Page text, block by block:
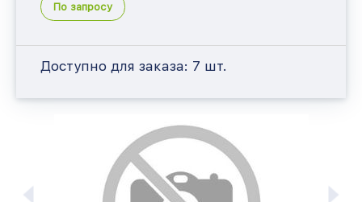
По запросу
Доступно для заказа: 7 шт.